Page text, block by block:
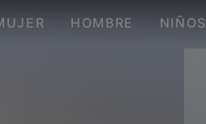
HOMBRE NIÑOS